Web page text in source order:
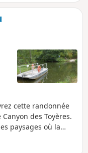
cette randonnée
des Toyères.
paysages où la